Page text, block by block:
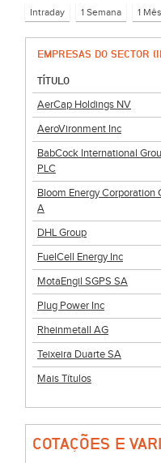
EMPRESAS DO SECTOR
TÍTULO
AerCap Holdings NV
AeroVironment Inc
BabCock International
PLC
Bloom Energy Corporation
A
DHL Group
FuelCell Energy Inc
MotaEngil SGPS SA
Plug Power Inc
Rheinmetall AG
Teixeira Duarte SA
Mais Títulos
COTAÇÕES E